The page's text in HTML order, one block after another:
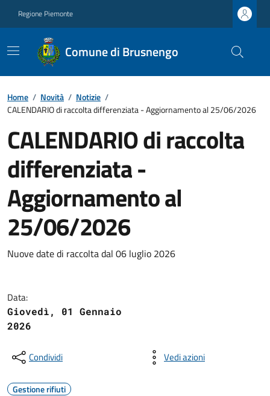
Regione Piemonte
Comune di Brusnengo
Home / Novità / Notizie /
CALENDARIO di raccolta differenziata - Aggiornamento al 25/06/2026
CALENDARIO di raccolta
differenziata -
Aggiornamento al
25/06/2026
Nuove date di raccolta dal 06 luglio 2026
Data:
Giovedì, 01 Gennaio
2026
Condividi Vedi azioni
Gestione rifiuti